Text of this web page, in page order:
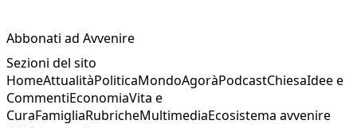
Abbonati ad Avvenire
Sezioni del sito
HomeAttualitàPoliticaMondoAgoràPodcastChiesaIdee e
CommentiEconomiaVita e
CuraFamigliaRubricheMultimediaEcosistema avvenire